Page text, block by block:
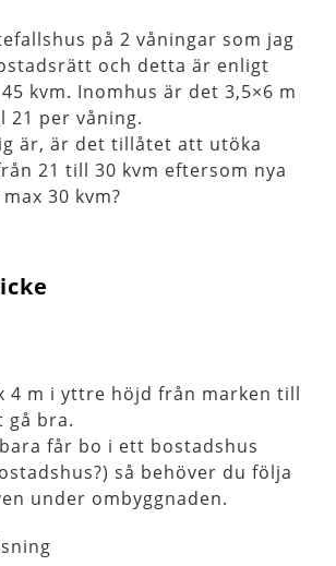
på 2 våningar som jag
och detta är enligt
kvm. Inomhus är det 3,5×6 m
21 per våning.
är, är det tillåtet att utöka
21 till 30 kvm eftersom nya
30 kvm?
4 m i yttre höjd från marken till
gå bra.
får bo i ett bostadshus
så behöver du följa
under ombyggnaden.